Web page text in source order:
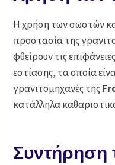
Η χρήση των σωστών
προστασία της
φθείρουν τις
εστίασης, τα οποία
γρανιτομηχανές της
κατάλληλα
Συντήρηση